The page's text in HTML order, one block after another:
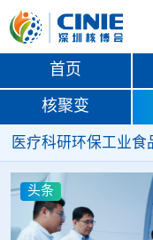
首页
核聚变
医疗科研环保工业食